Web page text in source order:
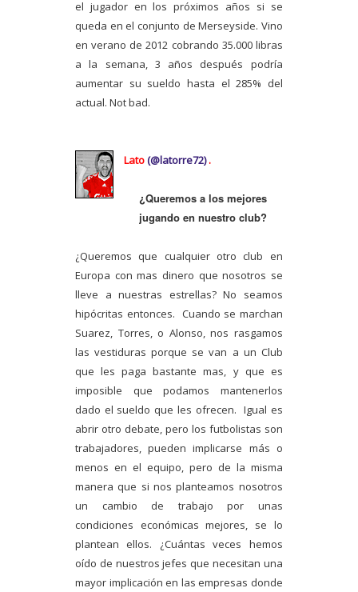
el jugador en los próximos años si se
queda en el conjunto de Merseyside. Vino
en verano de 2012 cobrando 35.000 libras
a la semana, 3 años después podría
aumentar su sueldo hasta el 285% del
actual. Not bad.
Lato(@latorre72) .
¿Queremos a los mejores
jugando en nuestro club?
¿Queremos que cualquier otro club en
Europa con mas dinero que nosotros se
lleve a nuestras estrellas? No seamos
hipócritas entonces. Cuando se marchan
Suarez, Torres, o Alonso, nos rasgamos
las vestiduras porque se van a un Club
que les paga bastante mas, y que es
imposible que podamos mantenerlos
dado el sueldo que les ofrecen. Igual es
abrir otro debate, pero los futbolistas son
trabajadores, pueden implicarse más o
menos en el equipo, pero de la misma
manera que si nos planteamos nosotros
un cambio de trabajo por unas
condiciones económicas mejores, se lo
plantean ellos. ¿Cuántas veces hemos
oído de nuestros jefes que necesitan una
mayor implicación en las empresas donde